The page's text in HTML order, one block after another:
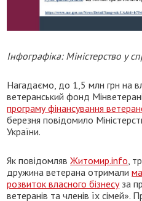
Інфографіка: Міністерство у
Нагадаємо, до 1,5 млн грн на
ветеранський фонд
програму фінансування
березня повідомило
України.
Як повідомлявЖитомир.info,
дружина ветерана отримали
розвиток власного бізнесуза
ветеранів та членів їх